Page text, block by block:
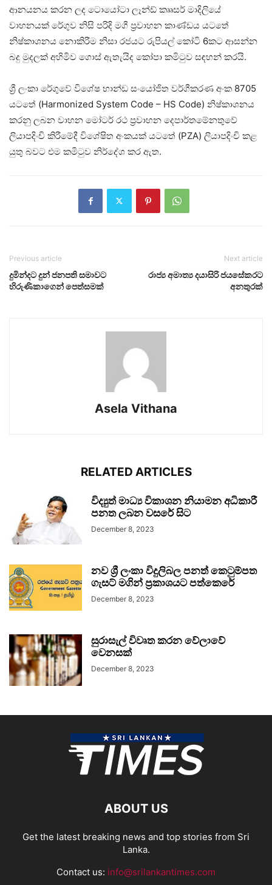
ආනයනය කරන ලද ටොයෝටා ලෑන්ඩ් කෲසර් මාදිලියේ
වාහනයක් රේගුව නිසි පරිදි මගී ප්‍රවාහන කාණ්ඩය යටතේ
නිෂ්කාශනය නොකිරීම නිසා රජයට රුපියල් කෝටි 6කට ආසන්න
බදු මුදලක් අහිමිව ගොස් ඇතැයිද කෝපා කමිටුව සඳහන් කරයි.
ශ්‍රී ලංකා රේගුවේ විශේෂ භාන්ඩ සංයෝජිත වර්ගීකරණ අංක 8705
යටතේ (Harmonized System Code – HS Code) නිෂ්කාශනය
කරනු ලබන වාහන මෝටර් රථ ප්‍රවාහන දෙපාර්තමේනතුවේ
ලියාපදිංචි කිරීමේදී විශේෂිත අංකයක් යටතේ (PZA) ලියාපදිංචි කළ
යුතු බවට එම කමිටුව නිර්දේශ කර ඇත.
Previous article
දුමින්දට දුන් ජනපති සමාවට
හිරුණිකාගෙන් පෙත්සමක්
Next article
රාජ්‍ය අමාත්‍ය දයාසිරි ජයසේකරට
අනතුරක්
Asela Vithana
RELATED ARTICLES
විද්‍යුත් මාධ්‍ය විකාශන නියාමන අධිකාරී
පනත ලබන වසරේ සිට
December 8, 2023
නව ශ්‍රී ලංකා විදුලිබල පනත් කෙටුම්පත
ගැසට් මගින් ප්‍රකාශයට පත්කෙරේ
December 8, 2023
සුරාසැල් විවෘත කරන වේලාවේ
වෙනසක්
December 8, 2023
ABOUT US
Get the latest breaking news and top stories from Sri
Lanka.
Contact us: info@srilankantimes.com